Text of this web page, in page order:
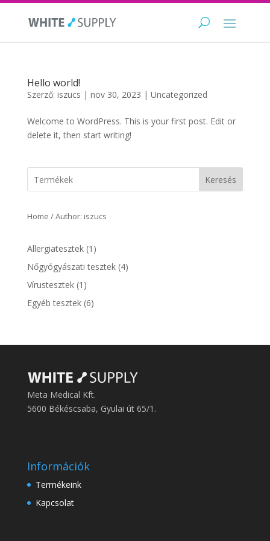
Hello world!
Szerző: iszucs | nov 30, 2023 | Uncategorized
Welcome to WordPress. This is your first post. Edit or
delete it, then start writing!
Keresés
Home / Author: iszucs
Allergiatesztek 1 1
product
Nőgyógyászati tesztek 44
Vírustesztek 1 1
product
Egyéb tesztek 66
Meta Medical Kft.
5600 Békéscsaba, Gyulai út 65/1.
Információk
Termékeink
Kapcsolat